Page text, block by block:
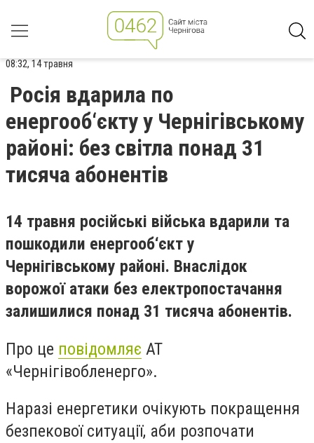
08:32, 14 травня
Росія вдарила по
енергооб‘єкту у Чернігівському
районі: без світла понад 31
тисяча абонентів
14 травня російські війська вдарили та
пошкодили енергооб‘єкт у
Чернігівському районі. Внаслідок
ворожої атаки без електропостачання
залишилися понад 31 тисяча абонентів.
Про це повідомляє АТ
«Чернігівобленерго».
Наразі енергетики очікують покращення
безпекової ситуації, аби розпочати